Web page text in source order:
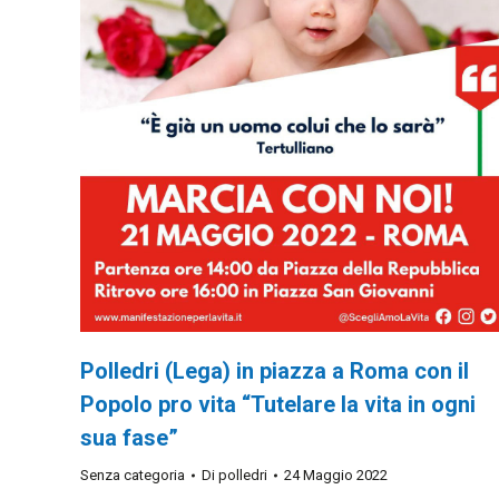
Polledri (Lega) in piazza a Roma con il
Popolo pro vita “Tutelare la vita in ogni
sua fase”
Senza categoria Di polledri 24 Maggio 2022